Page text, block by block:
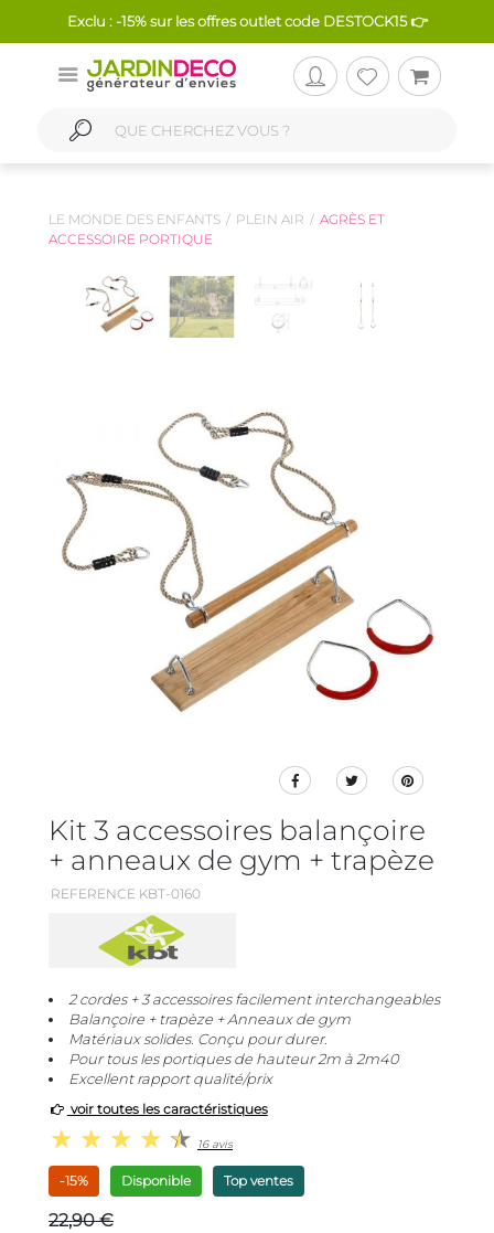
Exclu : -15% sur les offres outlet code DESTOCK15 👉
LE MONDE DES ENFANTS PLEIN AIR
AGRÈS ET
ACCESSOIRE PORTIQUE
Kit 3 accessoires balançoire
+ anneaux de gym + trapèze
REFERENCE KBT-0160
2 cordes + 3 accessoires facilement interchangeables
Balançoire + trapèze + Anneaux de gym
Matériaux solides. Conçu pour durer.
Pour tous les portiques de hauteur 2m à 2m40
Excellent rapport qualité/prix
voir toutes les caractéristiques
16 avis
-15% Disponible Top ventes
22,90 €